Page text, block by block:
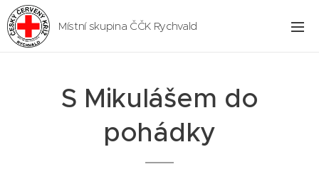
Místní skupina ČČK Rychvald
S Mikulášem do
pohádky